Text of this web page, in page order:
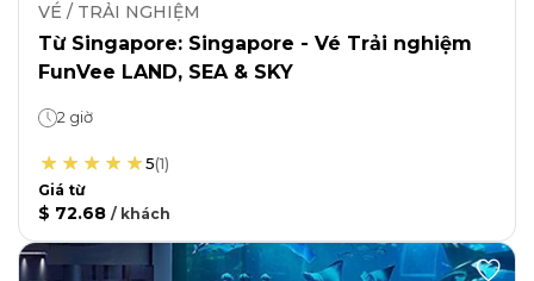
VÉ / TRẢI NGHIỆM
Từ Singapore: Singapore - Vé Trải nghiệm
FunVee LAND, SEA & SKY
2 giờ
5(1)
Giá từ
$ 72.68 / khách